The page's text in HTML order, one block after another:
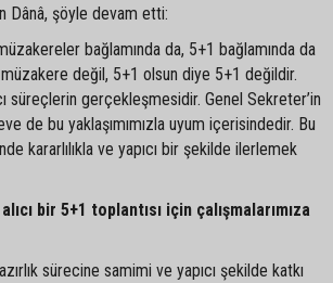
Dânâ, şöyle devam etti:
bağlamında da, 5+1 bağlamında da
değil, 5+1 olsun diye 5+1 değildir.
süreçlerin gerçekleşmesidir. Genel Sekreter’in
de bu yaklaşımımızla uyum içerisindedir. Bu
kararlılıkla ve yapıcı bir şekilde ilerlemek
bir 5+1 toplantısı için çalışmalarımıza
sürecine samimi ve yapıcı şekilde katkı